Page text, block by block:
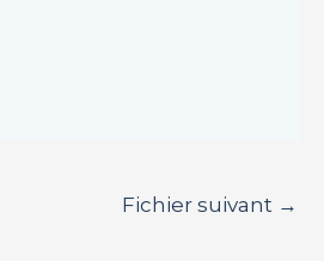
Fichier suivant →